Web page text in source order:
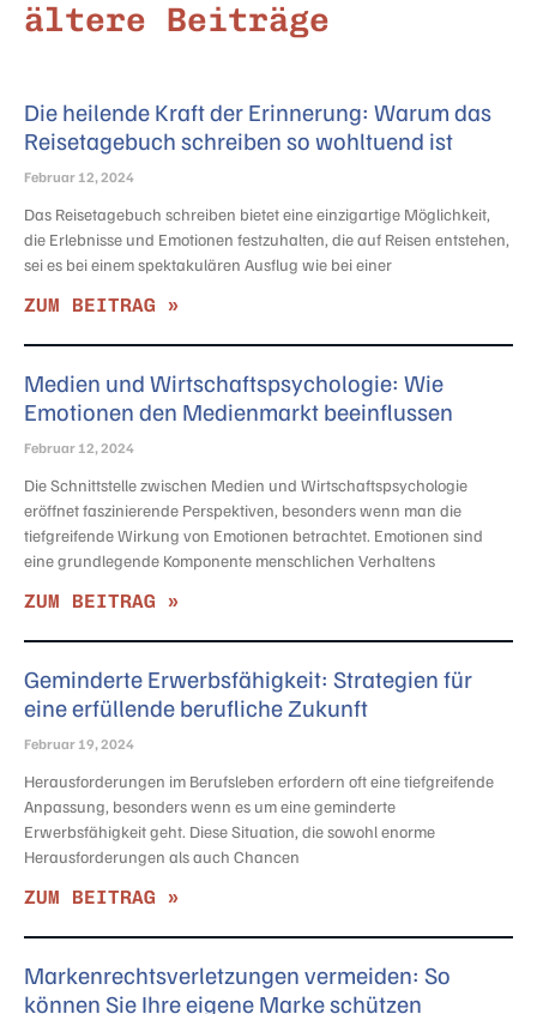
ältere Beiträge
Die heilende Kraft der Erinnerung: Warum das
Reisetagebuch schreiben so wohltuend ist
Februar 12, 2024
Das Reisetagebuch schreiben bietet eine einzigartige Möglichkeit,
die Erlebnisse und Emotionen festzuhalten, die auf Reisen entstehen,
sei es bei einem spektakulären Ausflug wie bei einer
ZUM BEITRAG »
Medien und Wirtschaftspsychologie: Wie
Emotionen den Medienmarkt beeinflussen
Februar 12, 2024
Die Schnittstelle zwischen Medien und Wirtschaftspsychologie
eröffnet faszinierende Perspektiven, besonders wenn man die
tiefgreifende Wirkung von Emotionen betrachtet. Emotionen sind
eine grundlegende Komponente menschlichen Verhaltens
ZUM BEITRAG »
Geminderte Erwerbsfähigkeit: Strategien für
eine erfüllende berufliche Zukunft
Februar 19, 2024
Herausforderungen im Berufsleben erfordern oft eine tiefgreifende
Anpassung, besonders wenn es um eine geminderte
Erwerbsfähigkeit geht. Diese Situation, die sowohl enorme
Herausforderungen als auch Chancen
ZUM BEITRAG »
Markenrechtsverletzungen vermeiden: So
können Sie Ihre eigene Marke schützen